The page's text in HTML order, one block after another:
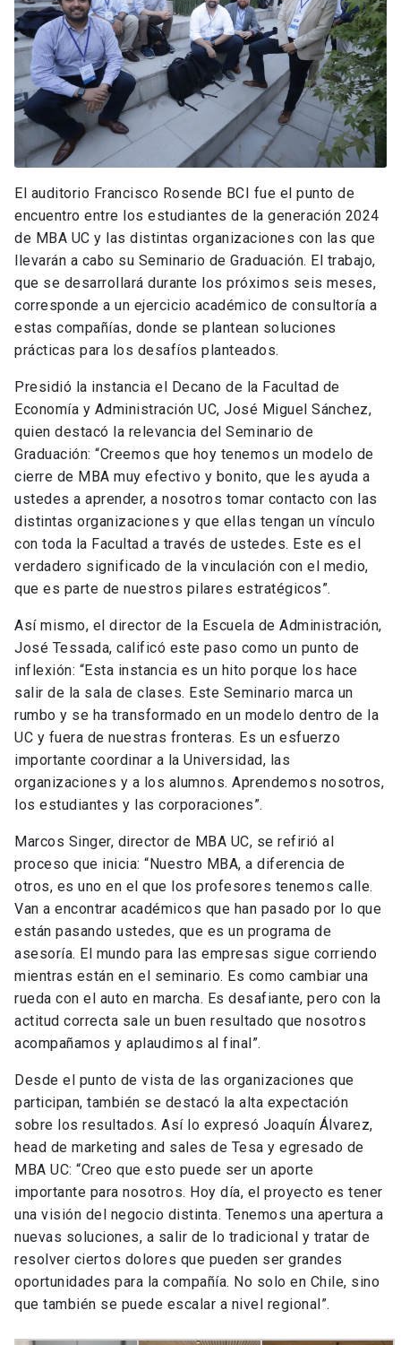
El auditorio Francisco Rosende BCI fue el punto de
encuentro entre los estudiantes de la generación 2024
de MBA UC y las distintas organizaciones con las que
llevarán a cabo su Seminario de Graduación. El trabajo,
que se desarrollará durante los próximos seis meses,
corresponde a un ejercicio académico de consultoría a
estas compañías, donde se plantean soluciones
prácticas para los desafíos planteados.
Presidió la instancia el Decano de la Facultad de
Economía y Administración UC, José Miguel Sánchez,
quien destacó la relevancia del Seminario de
Graduación: “Creemos que hoy tenemos un modelo de
cierre de MBA muy efectivo y bonito, que les ayuda a
ustedes a aprender, a nosotros tomar contacto con las
distintas organizaciones y que ellas tengan un vínculo
con toda la Facultad a través de ustedes. Este es el
verdadero significado de la vinculación con el medio,
que es parte de nuestros pilares estratégicos”.
Así mismo, el director de la Escuela de Administración,
José Tessada, calificó este paso como un punto de
inflexión: “Esta instancia es un hito porque los hace
salir de la sala de clases. Este Seminario marca un
rumbo y se ha transformado en un modelo dentro de la
UC y fuera de nuestras fronteras. Es un esfuerzo
importante coordinar a la Universidad, las
organizaciones y a los alumnos. Aprendemos nosotros,
los estudiantes y las corporaciones”.
Marcos Singer, director de MBA UC, se refirió al
proceso que inicia: “Nuestro MBA, a diferencia de
otros, es uno en el que los profesores tenemos calle.
Van a encontrar académicos que han pasado por lo que
están pasando ustedes, que es un programa de
asesoría. El mundo para las empresas sigue corriendo
mientras están en el seminario. Es como cambiar una
rueda con el auto en marcha. Es desafiante, pero con la
actitud correcta sale un buen resultado que nosotros
acompañamos y aplaudimos al final”.
Desde el punto de vista de las organizaciones que
participan, también se destacó la alta expectación
sobre los resultados. Así lo expresó Joaquín Álvarez,
head de marketing and sales de Tesa y egresado de
MBA UC: “Creo que esto puede ser un aporte
importante para nosotros. Hoy día, el proyecto es tener
una visión del negocio distinta. Tenemos una apertura a
nuevas soluciones, a salir de lo tradicional y tratar de
resolver ciertos dolores que pueden ser grandes
oportunidades para la compañía. No solo en Chile, sino
que también se puede escalar a nivel regional”.